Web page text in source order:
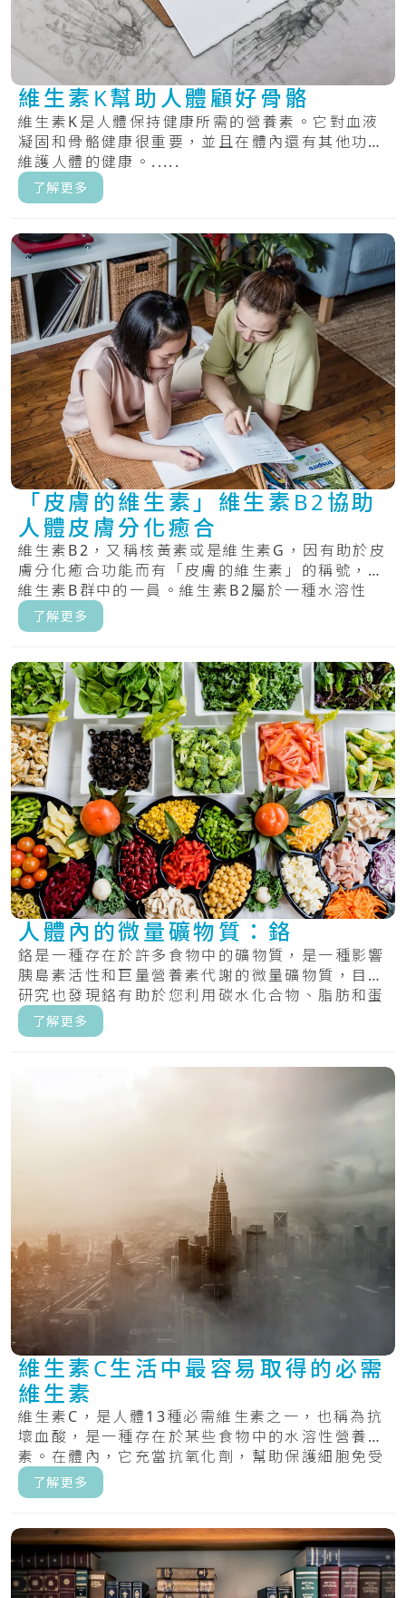
維生素K幫助人體顧好骨骼
維生素K是人體保持健康所需的營養素。它對血液
凝固和骨骼健康很重要，並且在體內還有其他功能
維護人體的健康。.....
了解更多
「皮膚的維生素」維生素B2協助
人體皮膚分化癒合
維生素B2，又稱核黃素或是維生素G，因有助於皮
膚分化癒合功能而有「皮膚的維生素」的稱號，為
維生素B群中的一員。維生素B2屬於一種水溶性
維.....
了解更多
人體內的微量礦物質：鉻
鉻是一種存在於許多食物中的礦物質，是一種影響
胰島素活性和巨量營養素代謝的微量礦物質，目前
研究也發現鉻有助於您利用碳水化合物、脂肪和蛋
白質.....
了解更多
維生素C生活中最容易取得的必需
維生素
維生素C，是人體13種必需維生素之一，也稱為抗
壞血酸，是一種存在於某些食物中的水溶性營養
素。在體內，它充當抗氧化劑，幫助保護細胞免受
自由.....
了解更多